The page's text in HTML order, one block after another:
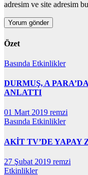
adresim ve site adresim
Özet
Basında Etkinlikler
DURMUŞ, A
ANLATTI
01 Mart 2019 remzi
Basında Etkinlikler
AKİT TV’DE YAPAY
27 Şubat 2019 remzi
Etkinlikler